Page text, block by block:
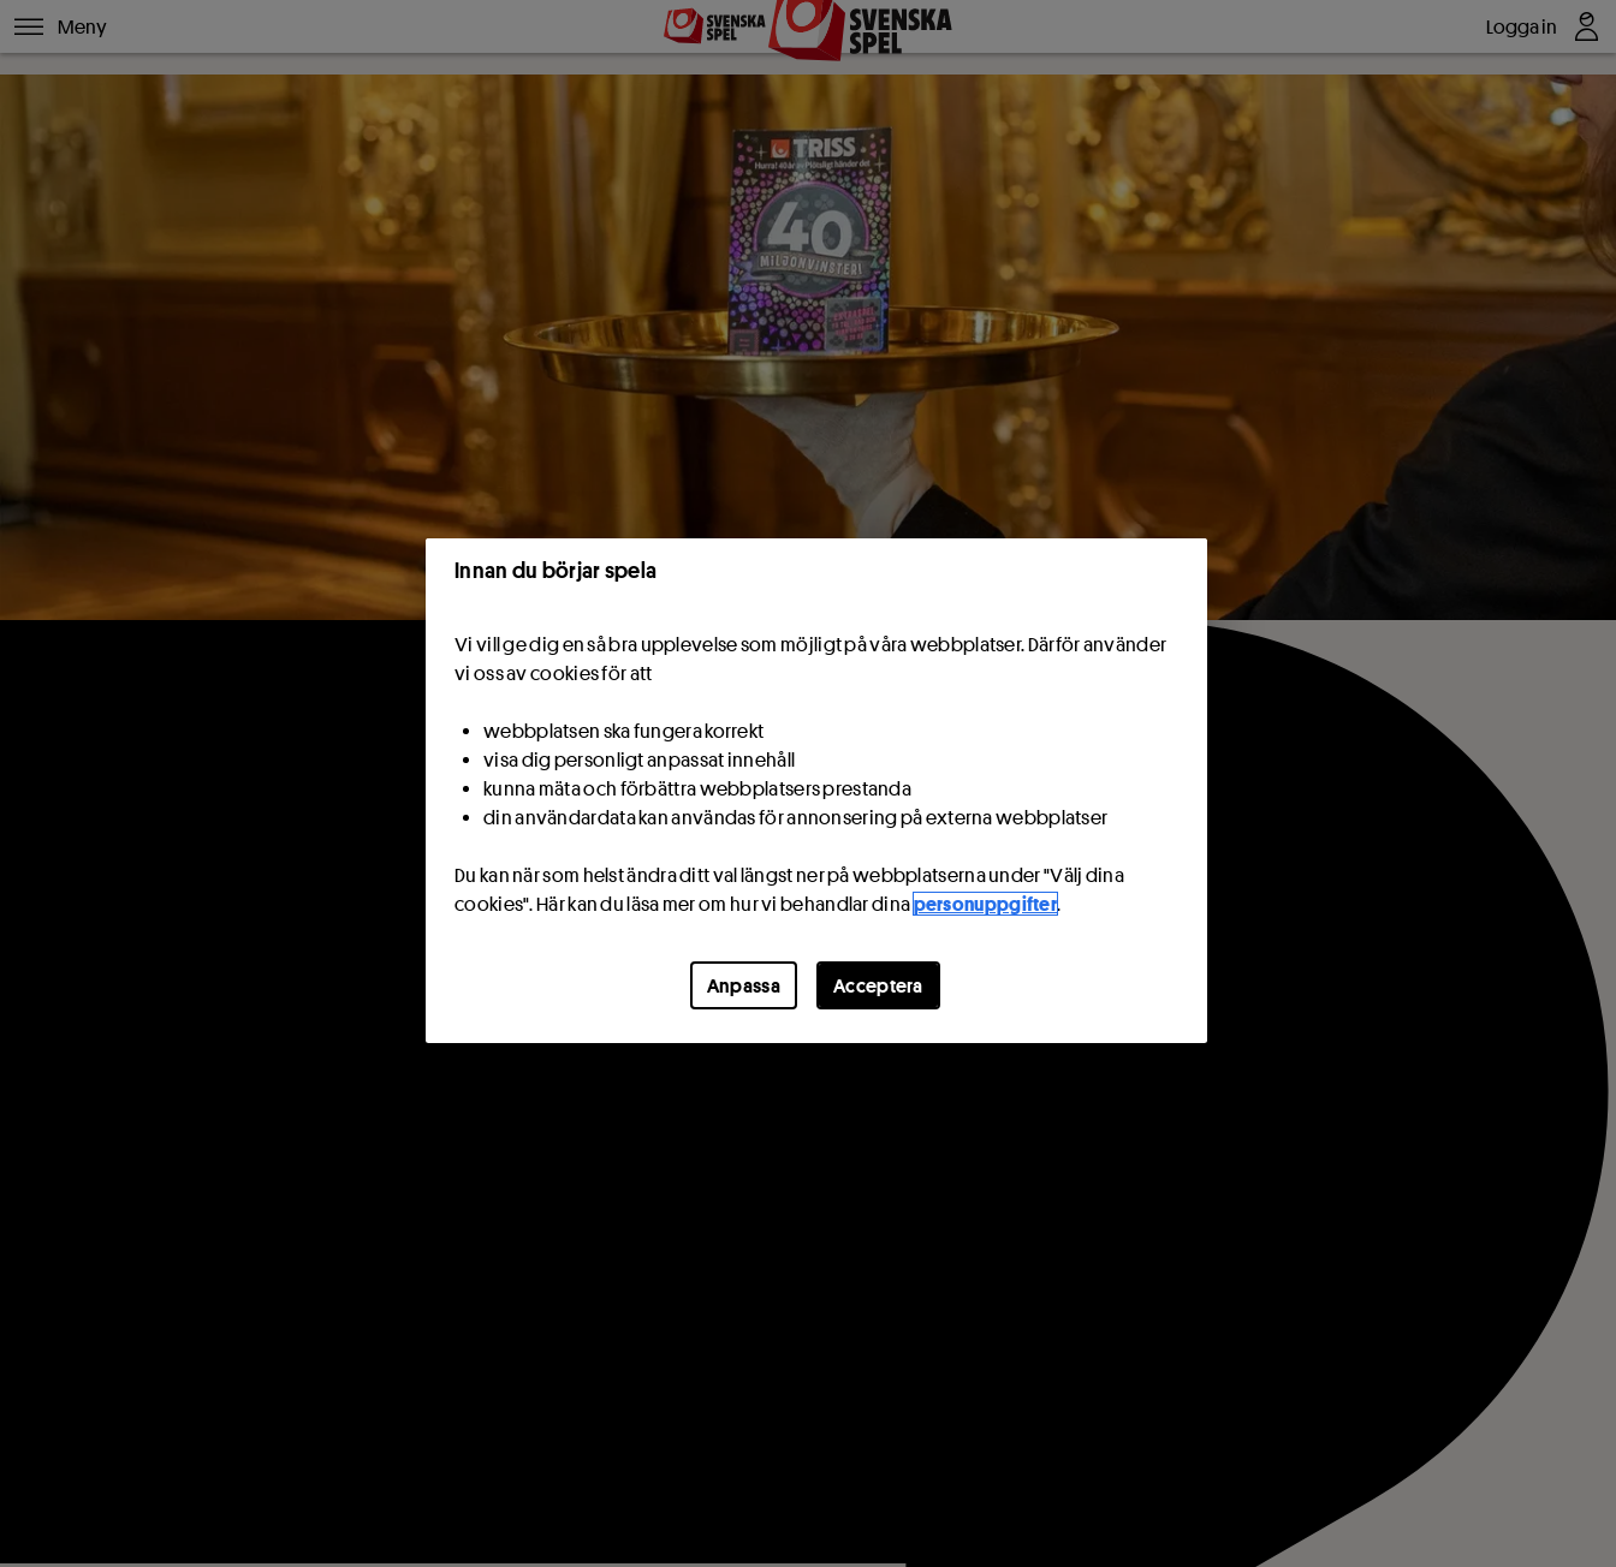
Meny Logga in
Innan du börjar spela
Vi vill ge dig en så bra upplevelse som möjligt på våra webbplatser. Därför använder
vi oss av cookies för att
webbplatsen ska fungera korrekt
visa dig personligt anpassat innehåll
kunna mäta och förbättra webbplatsers prestanda
din användardata kan användas för annonsering på externa webbplatser
Du kan när som helst ändra ditt val längst ner på webbplatserna under "Välj dina
cookies". Här kan du läsa mer om hur vi behandlar dinapersonuppgifter.
Anpassa Acceptera